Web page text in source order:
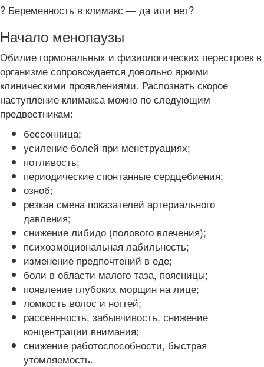
​?​ Беременность в климакс — да или нет?
Начало менопаузы
Обилие гормональных и физиологических перестроек в
организме сопровождается довольно яркими
клиническими проявлениями. Распознать скорое
наступление климакса можно по следующим
предвестникам:
бессонница;
усиление болей при менструациях;
потливость;
периодические спонтанные сердцебиения;
озноб;
резкая смена показателей артериального
давления;
снижение либидо (полового влечения);
психоэмоциональная лабильность;
изменение предпочтений в еде;
боли в области малого таза, поясницы;
появление глубоких морщин на лице;
ломкость волос и ногтей;
рассеянность, забывчивость, снижение
концентрации внимания;
снижение работоспособности, быстрая
утомляемость.